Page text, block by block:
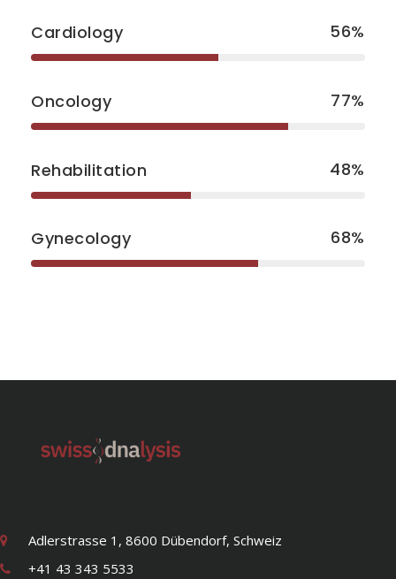
Cardiology 56
Oncology 77
Rehabilitation 48
Gynecology 68
Adlerstrasse 1, 8600 Dübendorf, Schweiz
+41 43 343 5533